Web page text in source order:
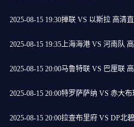
2025-08-15 19:30掸联 VS 以斯拉 高清
2025-08-15 19:35上海海港 VS 河南队
2025-08-15 20:00马鲁特联 VS 巴厘联
2025-08-15 20:00特罗萨萨纳 VS 赤大
2025-08-15 20:00拉查布里府 VS DP北